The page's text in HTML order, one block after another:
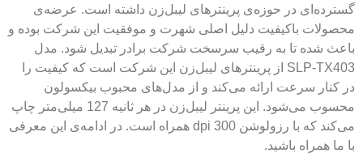
گسترده‌ای در حوزه‌ی پرینترهای لیبل‌زن داشته است. عرضه‌ی
محصولات باکیفیت دلیل اصلی شهرت و موفقیت این شرکت بوده و
باعث شده تا به رقیب سرسخت شرکت برادر تبدیل شود. مدل
SLP-TX403 از پرینترهای لیبل‌زن این شرکت است که کیفیت را
در کنار سرعت ارائه می‌کند و از مدل‌های محبوب بیکسولون
محسوب می‌شود. این پرینتر لیبل‌زن در هر ثانیه 127 میلی‌متر چاپ
می‌کند که با رزولوشن 300 dpi همراه است. در ادامه‌ی این معرفی
با ما همراه باشید.